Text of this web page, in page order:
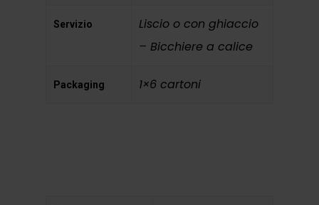
Servizio
Liscio o con ghiaccio
– Bicchiere a calice
Packaging 1×6 cartoni